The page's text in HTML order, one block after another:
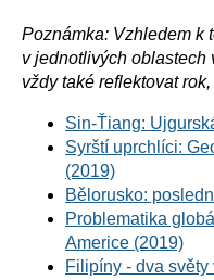
Poznámka: Vzhledem k
v jednotlivých oblastech
vždy také reflektovat
Sin-Ťiang:
Syrští uprchlíci:
(2019)
Bělorusko:
Problematika
Americe (2019)
Filipíny - dva